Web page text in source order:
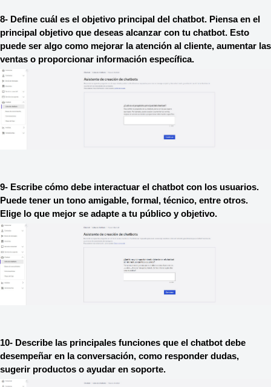
8- Define cuál es el objetivo principal del chatbot. Piensa en el
principal objetivo que deseas alcanzar con tu chatbot. Esto
puede ser algo como mejorar la atención al cliente, aumentar las
ventas o proporcionar información específica.
9- Escribe cómo debe interactuar el chatbot con los usuarios.
Puede tener un tono amigable, formal, técnico, entre otros.
Elige lo que mejor se adapte a tu público y objetivo.
10- Describe las principales funciones que el chatbot debe
desempeñar en la conversación, como responder dudas,
sugerir productos o ayudar en soporte.